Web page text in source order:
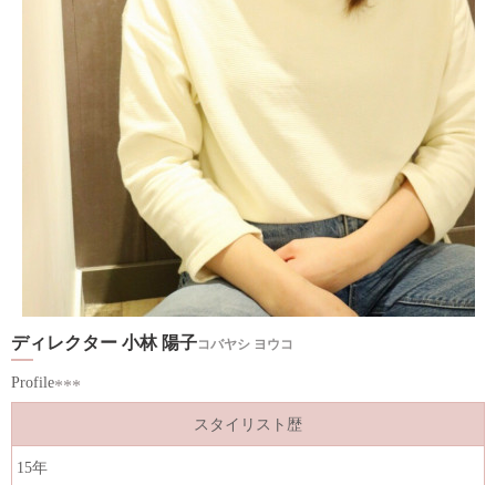
ディレクター 小林 陽子コバヤシ ヨウコ
Profile
スタイリスト歴
15年